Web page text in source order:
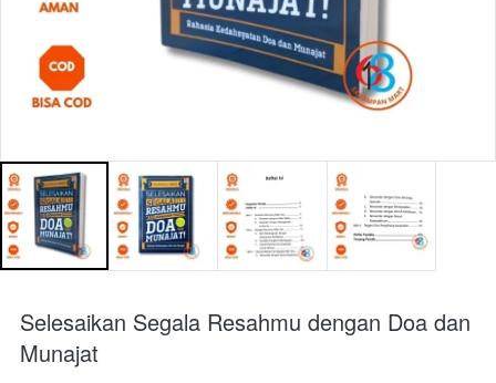
Selesaikan Segala Resahmu dengan Doa dan
Munajat